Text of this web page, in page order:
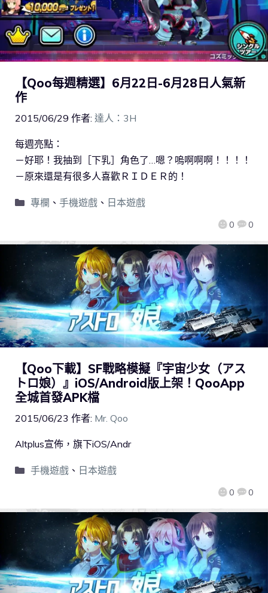
【Qoo每週精選】6月22日-6月28日人氣新
作
2015/06/29 作者: 達人：3H
0 0
每週亮點：
－好耶！我抽到［下乳］角色了…嗯？嗚啊啊啊！！！！
－原來還是有很多人喜歡ＲＩＤＥＲ的！
專欄 、 手機遊戲、 日本遊戲
【Qoo下載】SF戰略模擬『宇宙少女（アス
トロ娘）』iOS/Android版上架！QooApp
全城首發APK檔
2015/06/23 作者: Mr. Qoo
0 0
Altplus宣佈，旗下iOS/Andr
手機遊戲、 日本遊戲